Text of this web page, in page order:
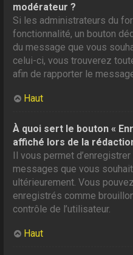
modérateur ?
Si les administrateurs du
fonctionnalité, un bouton
du message que vous
celui-ci, vous trouverez
afin de rapporter le
Haut
À quoi sert le bouton «
affiché lors de la
Il vous permet
messages que vous
ultérieurement. Vous
enregistrés comme
contrôle de l’utilisateur.
Haut